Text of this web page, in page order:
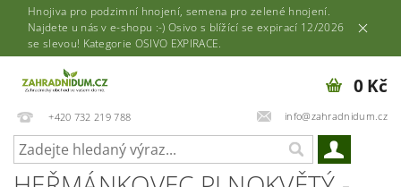
Hnojiva pro podzimní hnojení, semena pro zelené hnojení.
Najdete u nás v e-shopu :-) Osivo s blížící se expirací 12/2026
se slevou! Kategorie OSIVO EXPIRACE.
+420 732 219 788 info@zahradnidum.cz
0 Kč